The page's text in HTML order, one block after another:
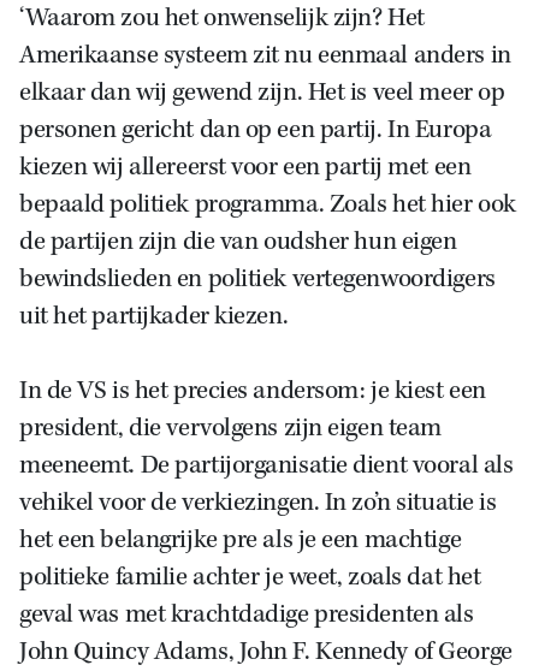
‘Waarom zou het onwenselijk zijn? Het
Amerikaanse systeem zit nu eenmaal anders in
elkaar dan wij gewend zijn. Het is veel meer op
personen gericht dan op een partij. In Europa
kiezen wij allereerst voor een partij met een
bepaald politiek programma. Zoals het hier ook
de partijen zijn die van oudsher hun eigen
bewindslieden en politiek vertegenwoordigers
uit het partijkader kiezen.
In de VS is het precies andersom: je kiest een
president, die vervolgens zijn eigen team
meeneemt. De partijorganisatie dient vooral als
vehikel voor de verkiezingen. In zo’n situatie is
het een belangrijke pre als je een machtige
politieke familie achter je weet, zoals dat het
geval was met krachtdadige presidenten als
John Quincy Adams, John F. Kennedy of George